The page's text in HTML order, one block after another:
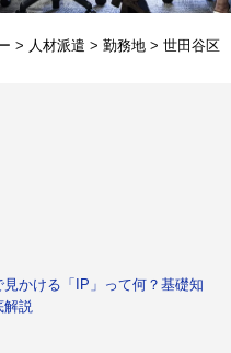
> 人材派遣 > 勤務地 > 世田谷区
かける「IP」って何？基礎知
解説